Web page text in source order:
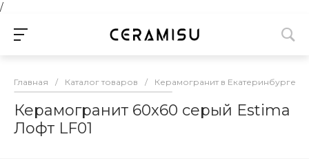
/
Главная / Каталог товаров / Керамогранит в Екатеринбурге
Керамогранит 60x60 серый Estima
Лофт LF01